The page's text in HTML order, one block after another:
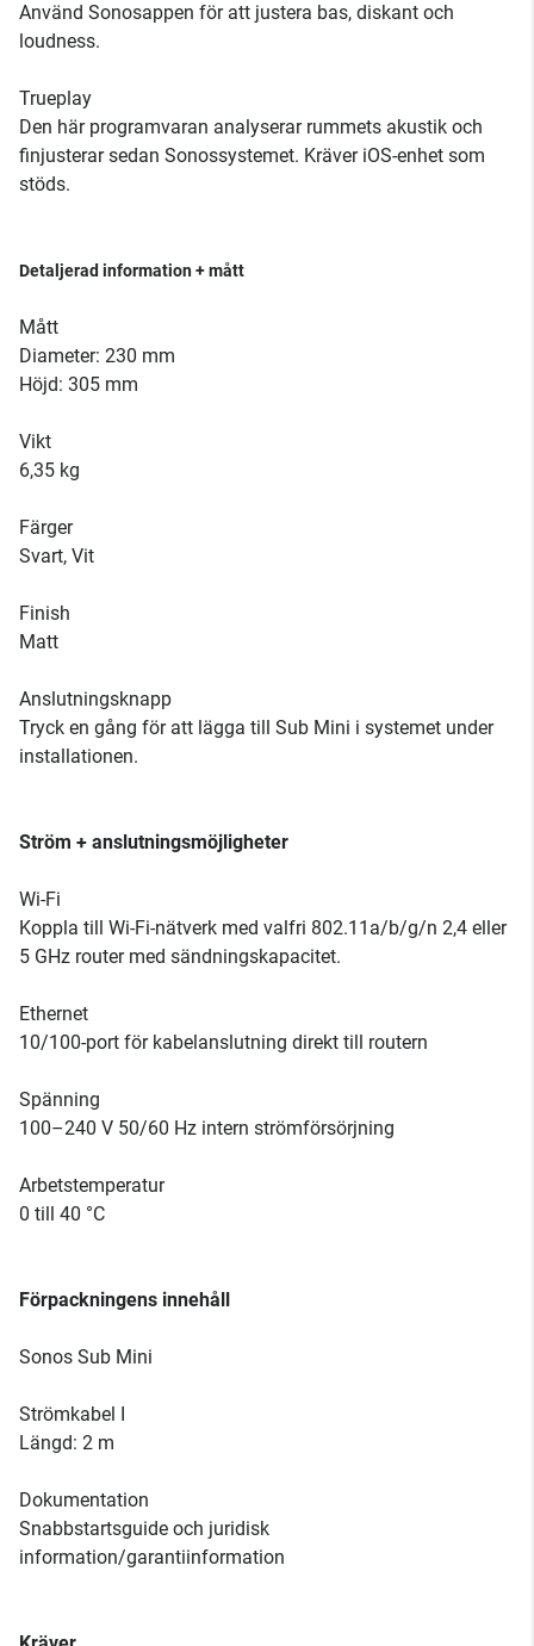
Använd Sonosappen för att justera bas, diskant och
loudness.
Trueplay
Den här programvaran analyserar rummets akustik och
finjusterar sedan Sonossystemet. Kräver iOS-enhet som
stöds.
Detaljerad information + mått
Mått
Diameter: 230 mm
Höjd: 305 mm
Vikt
6,35 kg
Färger
Svart, Vit
Finish
Matt
Anslutningsknapp
Tryck en gång för att lägga till Sub Mini i systemet under
installationen.
Ström + anslutningsmöjligheter
Wi-Fi
Koppla till Wi-Fi-nätverk med valfri 802.11a/b/g/n 2,4 eller
5 GHz router med sändningskapacitet.
Ethernet
10/100-port för kabelanslutning direkt till routern
Spänning
100–240 V 50/60 Hz intern strömförsörjning
Arbetstemperatur
0 till 40 °C
Förpackningens innehåll
Sonos Sub Mini
Strömkabel I
Längd: 2 m
Dokumentation
Snabbstartsguide och juridisk
information/garantiinformation